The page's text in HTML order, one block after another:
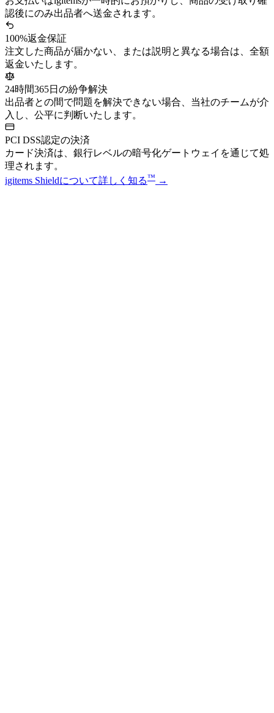
認後にのみ出品者へ送金されます。
100%返金保証
注文した商品が届かない、または説明と異なる場合は、全額
返金いたします。
24時間365日の紛争解決
出品者との間で問題を解決できない場合、当社のチームが介
入し、公平に判断いたします。
PCI DSS認定の決済
カード決済は、銀行レベルの暗号化ゲートウェイを通じて処
理されます。
igitems Shieldについて詳しく知る™ →